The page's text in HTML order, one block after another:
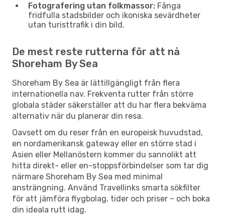
Fotografering utan folkmassor: Fånga
fridfulla stadsbilder och ikoniska sevärdheter
utan turisttrafik i din bild.
De mest reste rutterna för att nå
Shoreham By Sea
Shoreham By Sea är lättillgängligt från flera
internationella nav. Frekventa rutter från större
globala städer säkerställer att du har flera bekväma
alternativ när du planerar din resa.
Oavsett om du reser från en europeisk huvudstad,
en nordamerikansk gateway eller en större stad i
Asien eller Mellanöstern kommer du sannolikt att
hitta direkt- eller en-stoppsförbindelser som tar dig
närmare Shoreham By Sea med minimal
ansträngning. Använd Travellinks smarta sökfilter
för att jämföra flygbolag, tider och priser – och boka
din ideala rutt idag.